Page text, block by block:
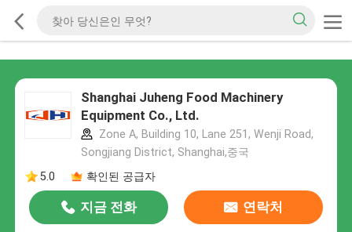
Shanghai Juheng Food Machinery
Equipment Co., Ltd.
Zone A, Building 10, Lane 251, Wenji Road,
Songjiang District, Shanghai,중국
5.0
확인된 공급자
지금 전화 연락처